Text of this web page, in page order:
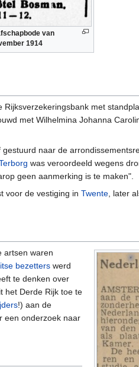
van
1914
met
met Wilhelmina Johanna
naar de
was veroordeeld wegens
geen aanmerking is te maken".
voor de vestiging in Twente, later
artsen waren
bezetters werd
te denken over
het Derde Rijk toe te
!) aan de
een onderzoek naar